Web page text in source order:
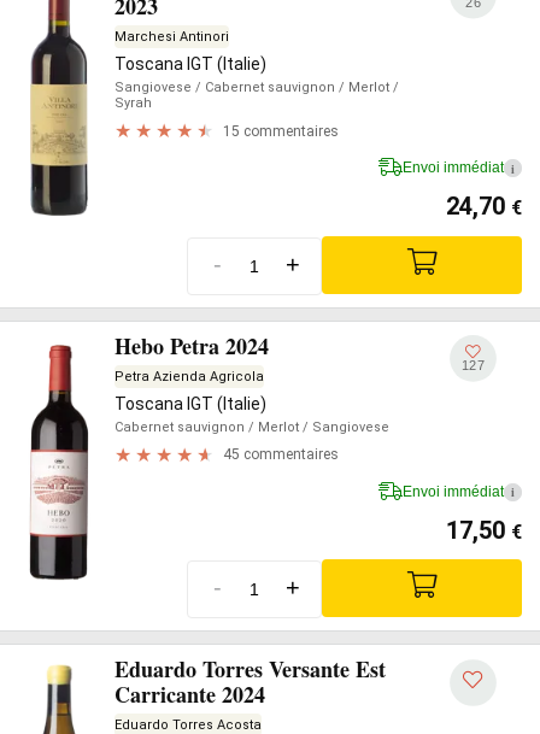
Marchesi Antinori
Toscana IGT (Italie)
Sangiovese / Cabernet sauvignon / Merlot /
Syrah
15 commentaires
Envoi immédiat i
24,70 €
- +
Hebo Petra 2024
Petra Azienda Agricola
Toscana IGT (Italie)
Cabernet sauvignon / Merlot / Sangiovese
45 commentaires
127
Envoi immédiat i
17,50 €
- +
Eduardo Torres Versante Est
Carricante 2024
Eduardo Torres Acosta